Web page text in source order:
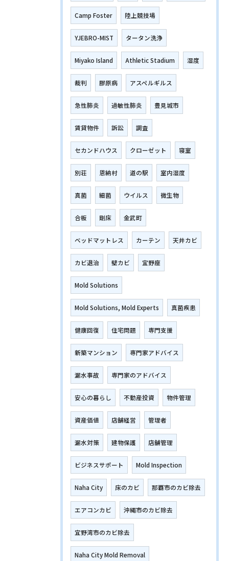
Camp Foster 陸上競技場
YJEBRO-MIST タータン洗浄
Miyako Island Athletic Stadium 湿度
裁判 膠原病 アスペルギルス
急性肺炎 過敏性肺炎 豊見城市
賃貸物件 訴訟 調査
セカンドハウス クローゼット 寝室
別荘 恩納村 道の駅 室内湿度
真菌 細菌 ウイルス 微生物
合板 剛床 金武町
ベッドマットレス カーテン 天井カビ
カビ退治 壁カビ 宜野座
Mold Solutions
Mold Solutions, Mold Experts 真菌疾患
健康回復 住宅問題 専門支援
新築マンション 専門家アドバイス
漏水事故 専門家のアドバイス
安心の暮らし 不動産投資 物件管理
資産価値 店舗経営 管理者
漏水対策 建物保護 店舗管理
ビジネスサポート Mold Inspection
Naha City 床のカビ 那覇市のカビ除去
エアコンカビ 沖縄市のカビ除去
宜野湾市のカビ除去
Naha City Mold Removal